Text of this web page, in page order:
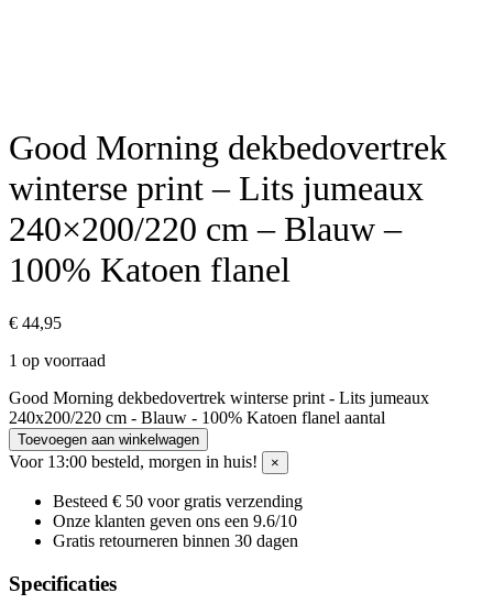
Good Morning dekbedovertrek
winterse print – Lits jumeaux
240×200/220 cm – Blauw –
100% Katoen flanel
€ 44,95
1 op voorraad
Good Morning dekbedovertrek winterse print - Lits jumeaux
240x200/220 cm - Blauw - 100% Katoen flanel aantal
Toevoegen aan winkelwagen
Voor 13:00 besteld, morgen in huis! ×
Besteed € 50 voor gratis verzending
Onze klanten geven ons een 9.6/10
Gratis retourneren binnen 30 dagen
Specificaties